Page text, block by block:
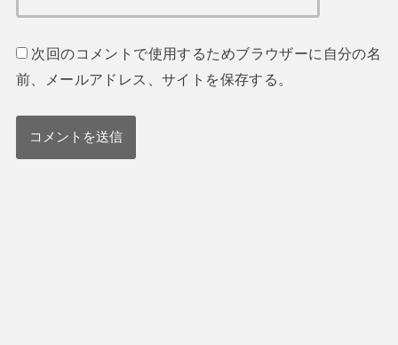
次回のコメントで使用するためブラウザーに自分の名
前、メールアドレス、サイトを保存する。